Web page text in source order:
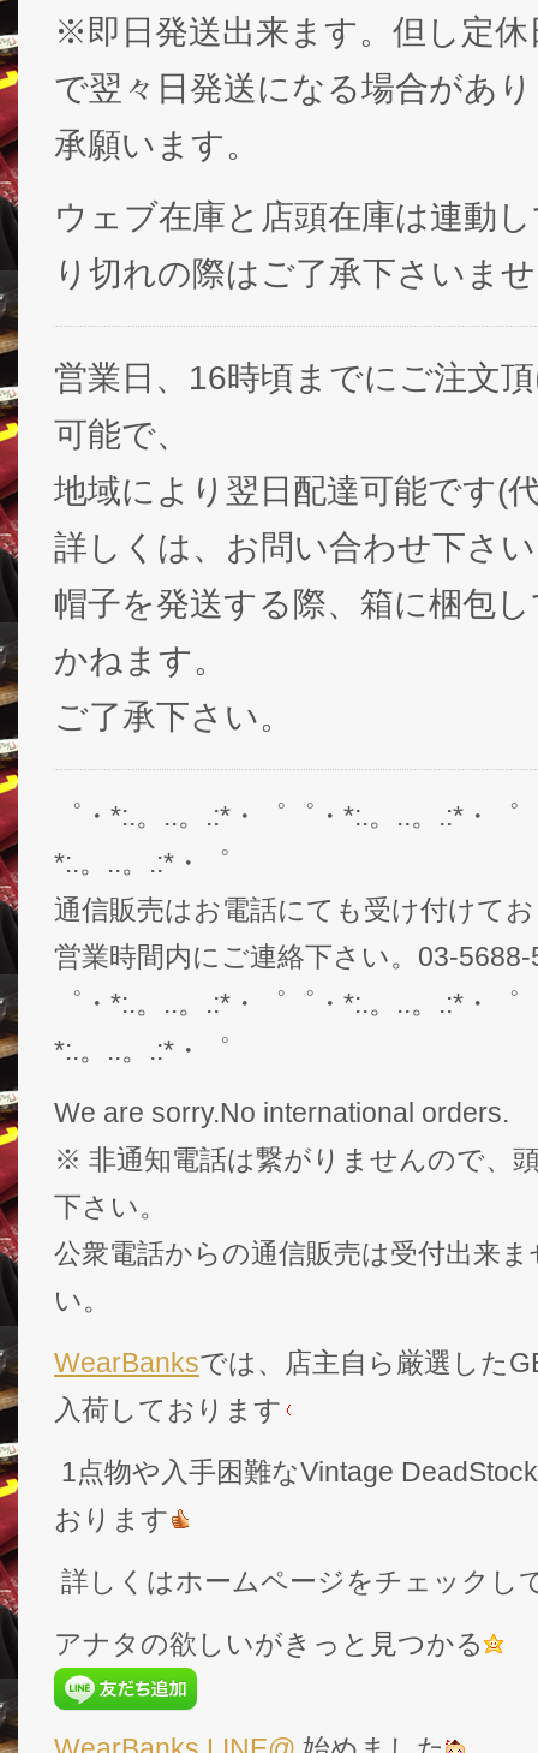
※即日発送出来ます。但し定休
で翌々日発送になる場合があ
承願います。
ウェブ在庫と店頭在庫は連動
り切れの際はご了承下さいま
営業日、16時頃までにご注文
可能で、
地域により翌日配達可能です(
詳しくは、お問い合わせ下さ
帽子を発送する際、箱に梱包
かねます。
ご了承下さい。
゜・*:.。..。.:*・゜゜・*:.。..。.:*・
*:.。..。.:*・゜
通信販売はお電話にても受け付けて
営業時間内にご連絡下さい。03-5688-
゜・*:.。..。.:*・゜゜・*:.。..。.:*・
*:.。..。.:*・゜
We are sorry.No international orders.
※ 非通知電話は繋がりませんので、
下さい。
公衆電話からの通信販売は受付出来
い。
WearBanksでは、店主自ら厳選した
入荷しております
1点物や入手困難なVintage
おります
詳しくはホームページをチェックし
アナタの欲しいがきっと見つかる